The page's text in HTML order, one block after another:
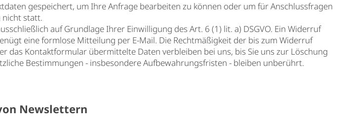
gespeichert, um Ihre Anfrage bearbeiten zu können oder um für Anschlussfragen
nicht statt.
auf Grundlage Ihrer Einwilligung des Art. 6 (1) lit. a) DSGVO. Ein Widerruf
eine formlose Mitteilung per E-Mail. Die Rechtmäßigkeit der bis zum Widerruf
Kontaktformular übermittelte Daten verbleiben bei uns, bis Sie uns zur Löschung
Bestimmungen - insbesondere Aufbewahrungsfristen - bleiben unberührt.
Newslettern